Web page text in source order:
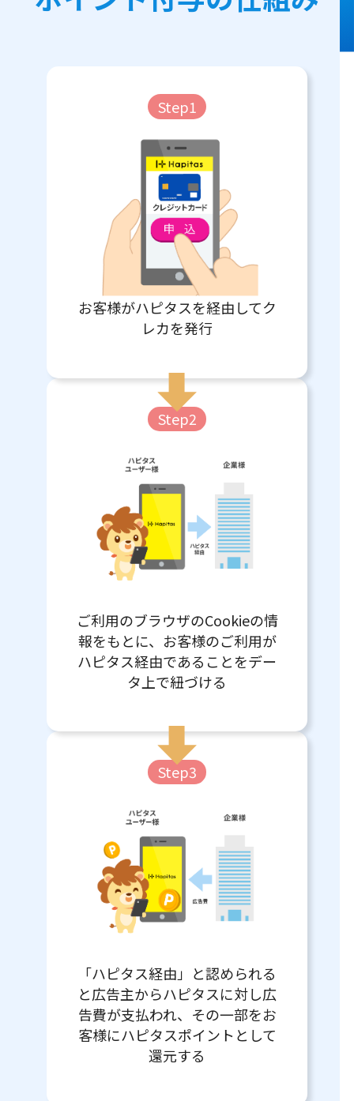
Step1
お客様がハピタスを経由してク
レカを発行
Step2
ご利用のブラウザのCookieの情
報をもとに、お客様のご利用が
ハピタス経由であることをデー
タ上で紐づける
Step3
「ハピタス経由」と認められる
と広告主からハピタスに対し広
告費が支払われ、その一部をお
客様にハピタスポイントとして
還元する